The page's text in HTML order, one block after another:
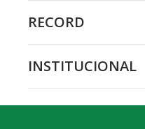
RECORD
INSTITUCIONAL